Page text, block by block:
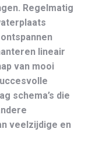
Regelmatig
lineair
van mooi
schema’s die
veelzijdige en